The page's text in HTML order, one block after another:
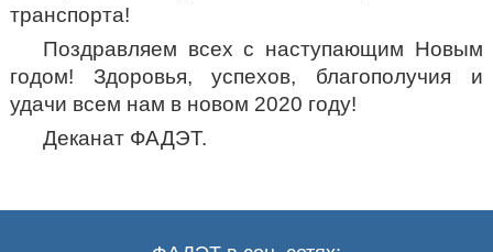
транспорта!
Поздравляем всех с наступающим Новым
годом! Здоровья, успехов, благополучия и
удачи всем нам в новом 2020 году!
Деканат ФАДЭТ.